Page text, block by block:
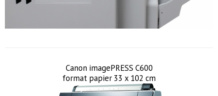
Canon imagePRESS C600
format papier 33 x 102 cm